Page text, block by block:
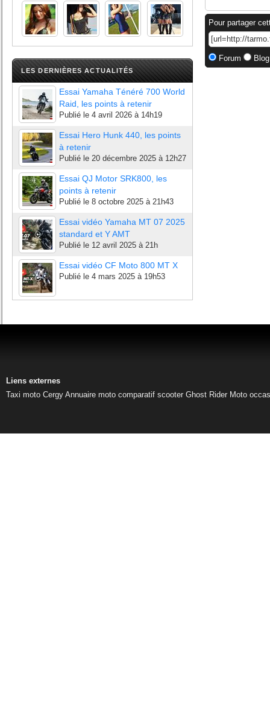
LES DERNIÈRES ACTUALITÉS
Essai Yamaha Ténéré 700 World
Raid, les points à retenir
Publié le 4 avril 2026 à 14h19
Essai Hero Hunk 440, les points
à retenir
Publié le 20 décembre 2025 à 12h27
Essai QJ Motor SRK800, les
points à retenir
Publié le 8 octobre 2025 à 21h43
Essai vidéo Yamaha MT 07 2025
standard et Y AMT
Publié le 12 avril 2025 à 21h
Essai vidéo CF Moto 800 MT X
Publié le 4 mars 2025 à 19h53
Pour partager
Forum
Liens externes
Taxi moto Cergy Annuaire moto comparatif scooter Ghost Rider Moto